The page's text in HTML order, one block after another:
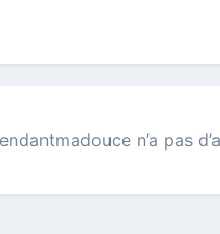
n’a pas